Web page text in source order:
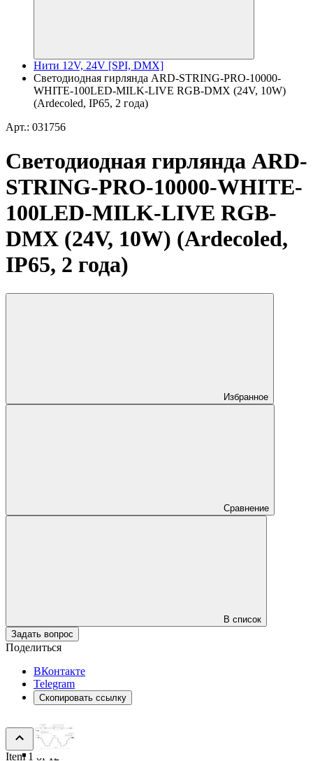
Нити 12V, 24V [SPI, DMX]
Светодиодная гирлянда ARD-STRING-PRO-10000-
WHITE-100LED-MILK-LIVE RGB-DMX (24V, 10W)
(Ardecoled, IP65, 2 года)
Арт.: 031756
Светодиодная гирлянда ARD-
STRING-PRO-10000-WHITE-
100LED-MILK-LIVE RGB-
DMX (24V, 10W) (Ardecoled,
IP65, 2 года)
Избранное
Сравнение
В список
Задать вопрос
Поделиться
ВКонтакте
Telegram
Скопировать ссылку
Item 1 of 12